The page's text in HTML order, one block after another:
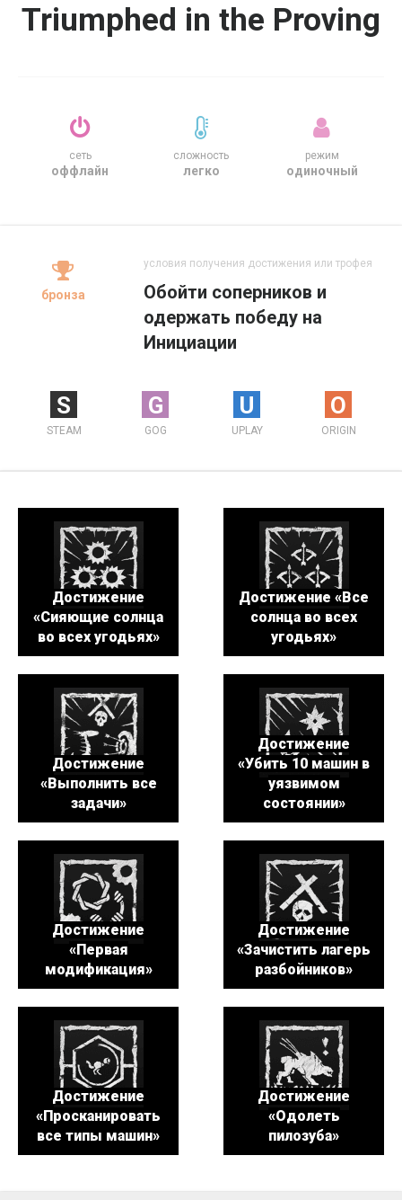
Triumphed in the Proving
сеть
оффлайн
сложность
легко
режим
одиночный
бронза
условия получения достижения или трофея
Обойти соперников и
одержать победу на
Инициации
S
STEAM
G
GOG
U
UPLAY
O
ORIGIN
Достижение
«Сияющие солнца
во всех угодьях»
Достижение «Все
солнца во всех
угодьях»
Достижение
«Выполнить все
задачи»
Достижение
«Убить 10 машин в
уязвимом
состоянии»
Достижение
«Первая
модификация»
Достижение
«Зачистить лагерь
разбойников»
Достижение
«Просканировать
все типы машин»
Достижение
«Одолеть
пилозуба»